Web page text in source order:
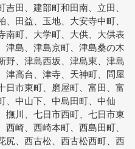
田、建部町和田南、立田、
田益、玉地、大安寺中町、
南町、大学町、大供、大供表
津島、津島京町、津島桑の木
野、津島西坂、津島東、津島
津高台、津寺、天神町、問屋
日市東町、磨屋町、富田、富
、中山下、中島田町、中仙
撫川、七日市西町、七日市東
崎、西崎本町、西島田町、
尻、西古松、西古松西町、西